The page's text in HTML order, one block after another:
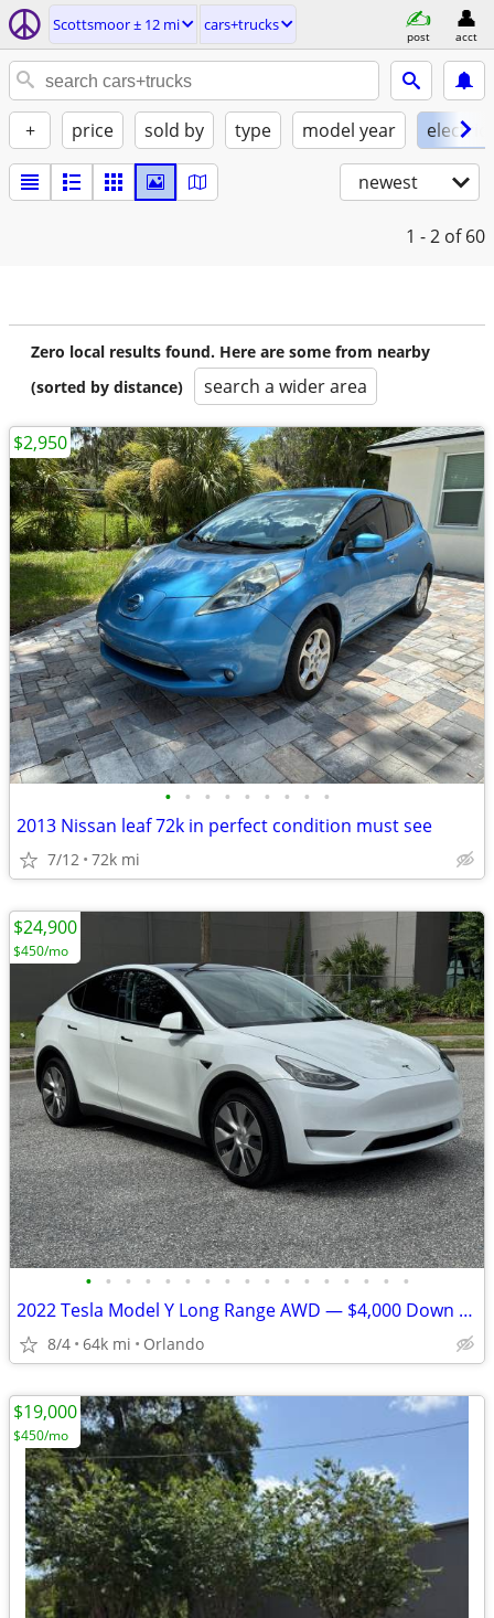
Scottsmoor ± 12 mi cars+trucks
post acct
+ price sold by type model year electric
newest
1 - 2 of 60
Zero local results found. Here are some from nearby
(sorted by distance)
search a wider area
• • • • • • • • •
2013 Nissan leaf 72k in perfect condition must see
7/12 72k mi
$2,950
• • • • • • • • • • • • • • • • •
2022 Tesla Model Y Long Range AWD — $4,000 Down / Finance Available
8/4 64k mi Orlando
$24,900
$450/mo
$19,000
$450/mo